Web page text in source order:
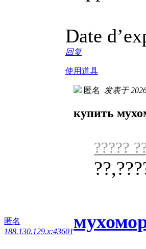
Date
回复
使用道具
匿名
188.130.129.x:43601
匿名 发表于
купить
?????